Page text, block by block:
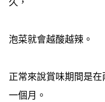
泡菜就會越酸越辣。
正常來說賞味期間是
一個月。